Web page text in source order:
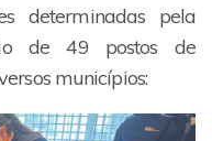
determinadas pela
de 49 postos de
municípios: